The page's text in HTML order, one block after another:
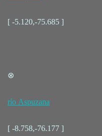
[ -5.120,-75.685 ]
⊗
río Aspuzana
[ -8.758,-76.177 ]